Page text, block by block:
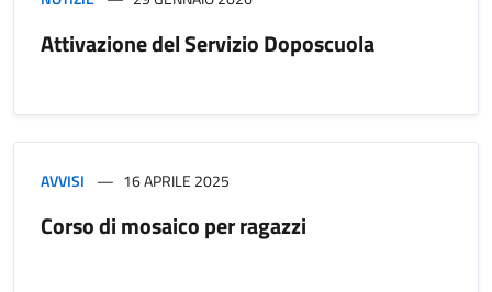
Attivazione del Servizio Doposcuola
AVVISI 16 APRILE 2025
Corso di mosaico per ragazzi